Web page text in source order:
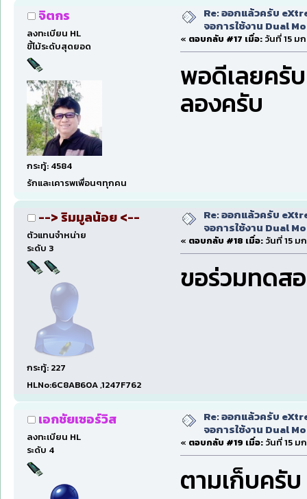
จิตกร
ลงทะเบียน HL
ขี้โม้ระดับสุดยอด
กระทู้: 4584
รักและเคารพเพื่อนๆทุกคน
Re: ออกแล้วครับ
จอการใช้งาน Dual
« ตอบกลับ #17 เมื่อ: วันที่ 15 ม
พอดีเลยครั
ลองครับ
--> ริมมูลน้อย <--
ตัวแทนจำหน่าย
ระดับ 3
กระทู้: 227
HLNo:6C8AB60A ,1247F762
Re: ออกแล้วครับ
จอการใช้งาน Dual
« ตอบกลับ #18 เมื่อ: วันที่ 15 ม
ขอร่วมทดส
เอกชัยเซอร์วิส
ลงทะเบียน HL
ระดับ 4
Re: ออกแล้วครับ
จอการใช้งาน Dual
« ตอบกลับ #19 เมื่อ: วันที่ 15 ม
ตามเก็บครั